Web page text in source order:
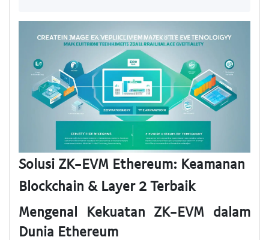
Solusi ZK-EVM Ethereum: Keamanan
Blockchain & Layer 2 Terbaik
Mengenal Kekuatan ZK-EVM dalam
Dunia Ethereum